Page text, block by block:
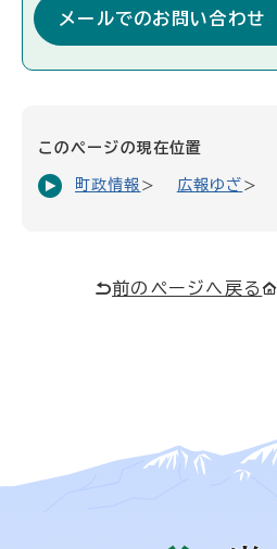
メールでのお問い合わせ
このページの現在位置
町政情報 広報ゆざ
前のページへ戻る